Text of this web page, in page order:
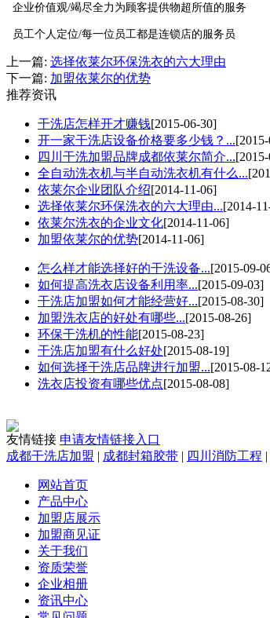
3
4
企业价值观/竭尽全力为顾客提供物超所值的服务
员工个人定位/每一位员工都是连锁店的服务员
上一篇: 选择依莱尔环保洗衣的六大理由
下一篇: 加盟依莱尔的优势
推荐资讯
干洗店怎样开才赚钱[2015-06-30]
开一家干洗店设备价格要多少钱？...
四川干洗加盟品牌成都依莱尔简介...
全自动洗衣机与半自动洗衣机有什么...
依莱尔企业团队介绍[2014-11-06]
选择依莱尔环保洗衣的六大理由...[2014-
依莱尔洗衣的企业文化[2014-11-06]
加盟依莱尔的优势[2014-11-06]
怎么样才能选择好的干洗设备...[2015-09-
如何提高洗衣店设备利用率...[2015-09-03]
干洗店加盟如何才能经营好...[2015-08-30]
加盟洗衣店的好处有哪些...[2015-08-26]
环保干洗机的性能[2015-08-23]
干洗店加盟有什么好处[2015-08-19]
如何选择干洗店品牌进行加盟...[2015-08-
洗衣店投资有哪些优点[2015-08-08]
友情链接 申请友情链接入口
成都干洗店加盟 | 成都封箱胶带 | 四川消防工程 |
网站首页
产品中心
加盟店展示
加盟商见证
关于我们
资质荣誉
企业相册
资讯中心